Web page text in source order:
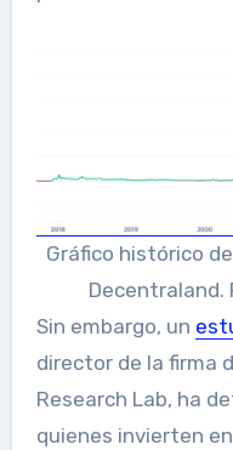
Gráfico histórico
Decentraland.
Sin embargo, un
director de la firma
Research Lab, ha
quienes invierten